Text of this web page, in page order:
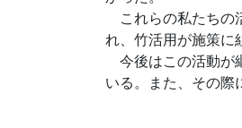
これらの私たちの
れ、竹活用が施策に
今後はこの活動が
いる。また、その際